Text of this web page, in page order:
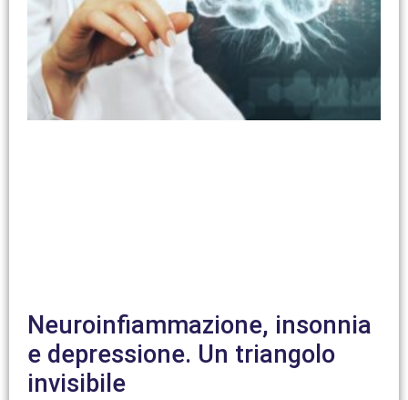
Neuroinfiammazione, insonnia
e depressione. Un triangolo
invisibile